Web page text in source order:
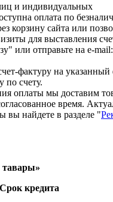
и индивидуальных
оплата по
корзину сайта или
для выставления
или отправьте на e-mail:
фактуру на указанный
по счету.
оплаты мы доставим
время.
вы найдете в разделе "
кредита